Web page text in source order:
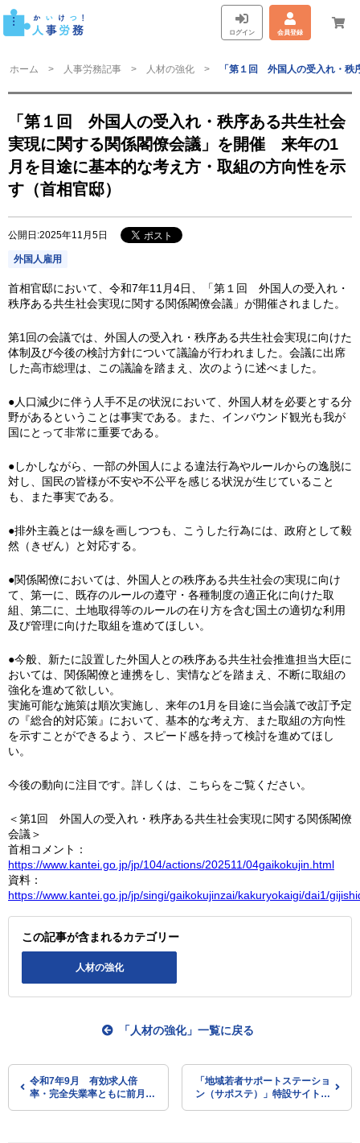
ログイン 会員登録
ホーム 人事労務記事 人材の強化 「第１回 外国人の受入れ・秩
「第１回 外国人の受入れ・秩序ある共生社会
実現に関する関係閣僚会議」を開催 来年の1
月を目途に基本的な考え方・取組の方向性を示
す（首相官邸）
公開日:2025年11月5日
外国人雇用
首相官邸において、令和7年11月4日、「第１回 外国人の受入れ・
秩序ある共生社会実現に関する関係閣僚会議」が開催されました。
第1回の会議では、外国人の受入れ・秩序ある共生社会実現に向けた
体制及び今後の検討方針について議論が行われました。会議に出席
した高市総理は、この議論を踏まえ、次のように述べました。
●人口減少に伴う人手不足の状況において、外国人材を必要とする分
野があるということは事実である。また、インバウンド観光も我が
国にとって非常に重要である。
●しかしながら、一部の外国人による違法行為やルールからの逸脱に
対し、国民の皆様が不安や不公平を感じる状況が生じていること
も、また事実である。
●排外主義とは一線を画しつつも、こうした行為には、政府として毅
然（きぜん）と対応する。
●関係閣僚においては、外国人との秩序ある共生社会の実現に向け
て、第一に、既存のルールの遵守・各種制度の適正化に向けた取
組、第二に、土地取得等のルールの在り方を含む国土の適切な利用
及び管理に向けた取組を進めてほしい。
●今般、新たに設置した外国人との秩序ある共生社会推進担当大臣に
おいては、関係閣僚と連携をし、実情などを踏まえ、不断に取組の
強化を進めて欲しい。
実施可能な施策は順次実施し、来年の1月を目途に当会議で改訂予定
の『総合的対応策』において、基本的な考え方、また取組の方向性
を示すことができるよう、スピード感を持って検討を進めてほし
い。
今後の動向に注目です。詳しくは、こちらをご覧ください。
＜第1回 外国人の受入れ・秩序ある共生社会実現に関する関係閣僚
会議＞
首相コメント：
https://www.kantei.go.jp/jp/104/actions/202511/04gaikokujin.html
資料：
https://www.kantei.go.jp/jp/singi/gaikokujinzai/kakuryokaigi/dai1/
この記事が含まれるカテゴリー
人材の強化
令和7年9月 有効求人倍
率・完全失業率ともに前月と
「人材の強化」一覧に戻る
「地域若者サポートステーショ
ン（サポステ）」特設サイトを